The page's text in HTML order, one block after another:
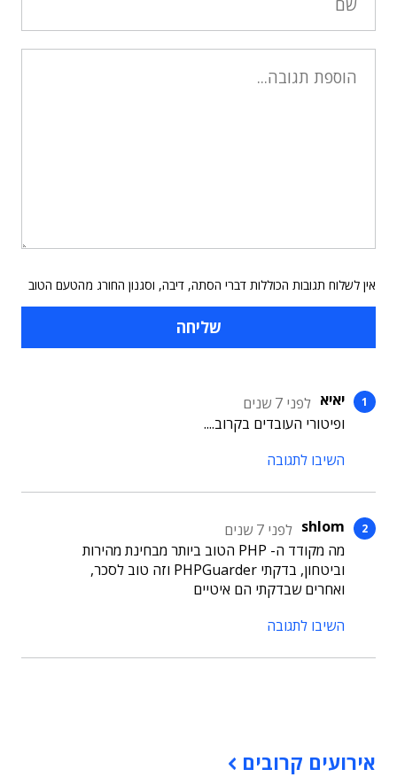
אין לשלוח תגובות הכוללות דברי הסתה, דיבה, וסגנון החורג מהטעם הטוב
יאיא לפני 7 שנים
ופיטורי העובדים בקרוב....
השיבו לתגובה
shlom לפני 7 שנים
מה מקודד ה- PHP הטוב ביותר מבחינת מהירות
וביטחון, בדקתי PHPGuarder וזה טוב לסכר,
ואחרים שבדקתי הם איטיים
השיבו לתגובה
אירועים קרובים